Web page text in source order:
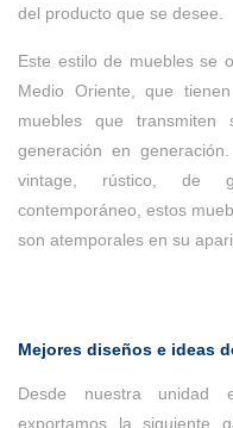
del producto que se desee.
Este estilo de muebles se
Medio Oriente, que
muebles que transmiten
generación en
vintage, rústico, de
contemporáneo, estos
son atemporales en su
Mejores diseños e ideas
Desde nuestra unidad
exportamos la siguiente